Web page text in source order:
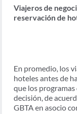
Viajeros de
reservación de
En promedio, los
hoteles antes de
que los
decisión, de
GBTA en asocio